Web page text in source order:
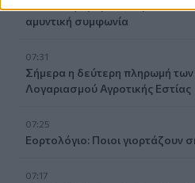
αμυντική συμφωνία
07:31
Σήμερα η δεύτερη πληρωμή των
Λογαριασμού Αγροτικής Εστίας
07:25
Εορτολόγιο: Ποιοι γιορτάζουν
07:17